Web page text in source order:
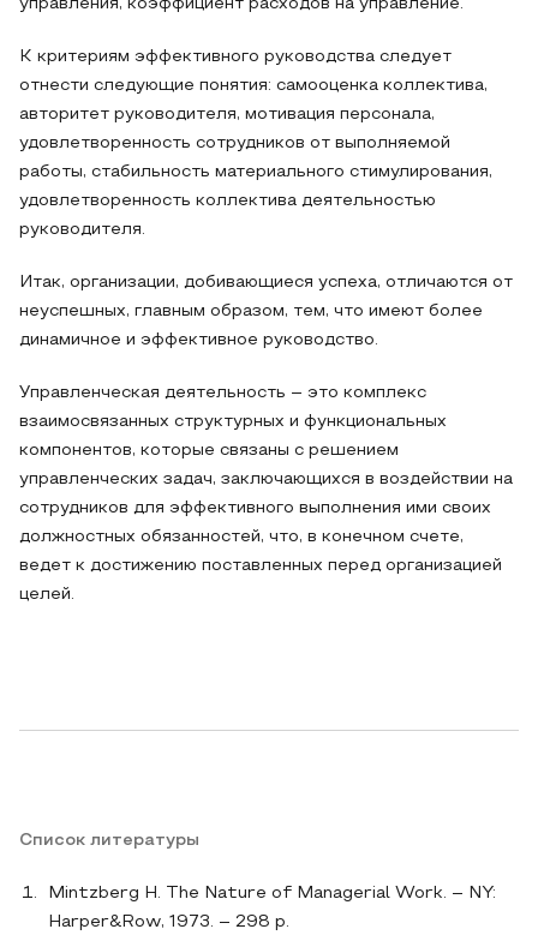
управления, коэффициент расходов на управление.
К критериям эффективного руководства следует
отнести следующие понятия: самооценка коллектива,
авторитет руководителя, мотивация персонала,
удовлетворенность сотрудников от выполняемой
работы, стабильность материального стимулирования,
удовлетворенность коллектива деятельностью
руководителя.
Итак, организации, добивающиеся успеха, отличаются от
неуспешных, главным образом, тем, что имеют более
динамичное и эффективное руководство.
Управленческая деятельность – это комплекс
взаимосвязанных структурных и функциональных
компонентов, которые связаны с решением
управленческих задач, заключающихся в воздействии на
сотрудников для эффективного выполнения ими своих
должностных обязанностей, что, в конечном счете,
ведет к достижению поставленных перед организацией
целей.
Список литературы
Mintzberg H. The Nature of Managerial Work. – NY:
Harper&Row, 1973. – 298 p.